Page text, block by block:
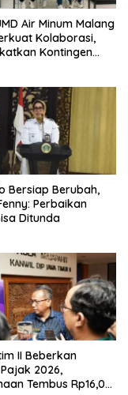
Air Minum Malang
Kolaborasi,
Kontingen
Bersiap Berubah,
Perbaikan
Ditunda
II Beberkan
2026,
Tembus Rp16,08